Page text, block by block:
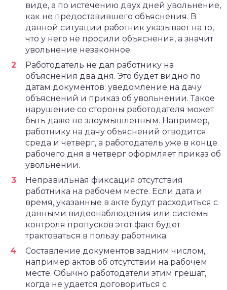
виде, а по истечению двух дней увольнение,
как не предоставившего объяснения. В
данной ситуации работник указывает на то,
что у него не просили объяснения, а значит
увольнение незаконное.
Работодатель не дал работнику на
объяснения два дня. Это будет видно по
датам документов: уведомление на дачу
объяснений и приказ об увольнении. Такое
нарушение со стороны работодателя может
быть даже не злоумышленным. Например,
работнику на дачу объяснений отводится
среда и четверг, а работодатель уже в конце
рабочего дня в четверг оформляет приказ об
увольнении.
Неправильная фиксация отсутствия
работника на рабочем месте. Если дата и
время, указанные в акте будут расходиться с
данными видеонаблюдения или системы
контроля пропусков этот факт будет
трактоваться в пользу работника.
Составление документов задним числом,
например актов об отсутствии на рабочем
месте. Обычно работодатели этим грешат,
когда не удается договориться с